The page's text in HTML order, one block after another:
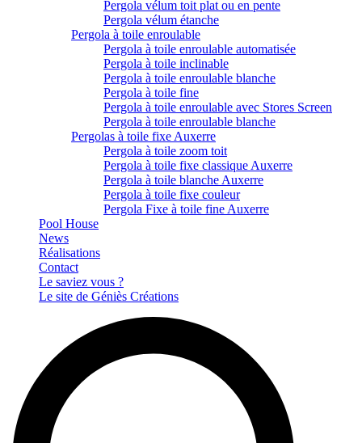
Pergola vélum toit plat ou en pente
Pergola vélum étanche
Pergola à toile enroulable
Pergola à toile enroulable automatisée
Pergola à toile inclinable
Pergola à toile enroulable blanche
Pergola à toile fine
Pergola à toile enroulable avec Stores Screen
Pergola à toile enroulable blanche
Pergolas à toile fixe Auxerre
Pergola à toile zoom toit
Pergola à toile fixe classique Auxerre
Pergola à toile blanche Auxerre
Pergola à toile fixe couleur
Pergola Fixe à toile fine Auxerre
Pool House
News
Réalisations
Contact
Le saviez vous ?
Le site de Géniès Créations